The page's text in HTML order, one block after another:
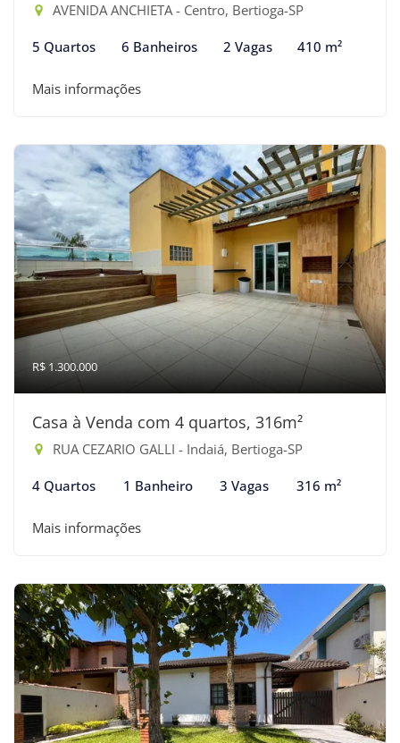
AVENIDA ANCHIETA - Centro, Bertioga-SP
5 Quartos 6 Banheiros 2 Vagas 410 m²
Mais informações
R$ 1.300.000
Casa à Venda com 4 quartos, 316m²
RUA CEZARIO GALLI - Indaiá, Bertioga-SP
4 Quartos 1 Banheiro 3 Vagas 316 m²
Mais informações